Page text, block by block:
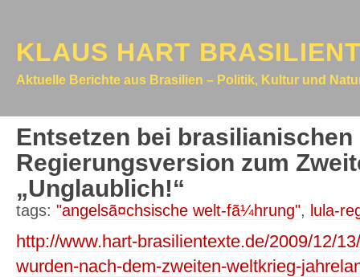
KLAUS HART
Aktuelle Berichte aus Brasilien – Politik, Kultur und
Entsetzen bei
Regierungsversion zum
„Unglaublich!“
tags: "angelsã¤chsische welt-fã¼hrung", lula-
http://www.hart-brasilientexte.de/2009/12/
wurden-nach-dem-zweiten-weltkrieg-